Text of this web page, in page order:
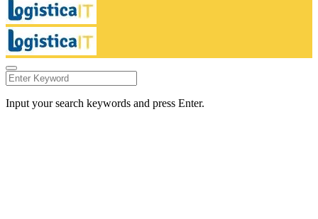
Input your search keywords and press Enter.